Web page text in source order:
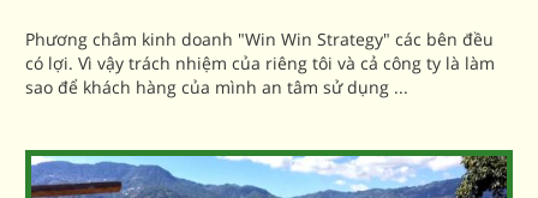
Phương châm kinh doanh "Win Win Strategy" các bên đều
có lợi. Vì vậy trách nhiệm của riêng tôi và cả công ty là làm
sao để khách hàng của mình an tâm sử dụng ...